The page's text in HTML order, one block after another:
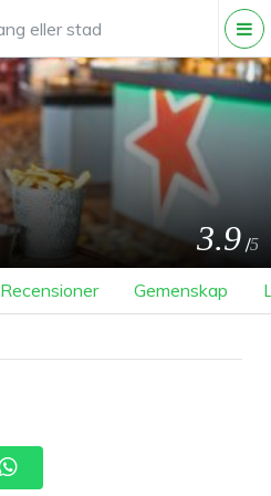
3.9 /5
Recensioner Gemenskap